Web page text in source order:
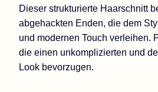
Dieser strukturierte Haarschnitt
abgehackten Enden, die dem
und modernen Touch verleihen.
die einen unkomplizierten und
Look bevorzugen.